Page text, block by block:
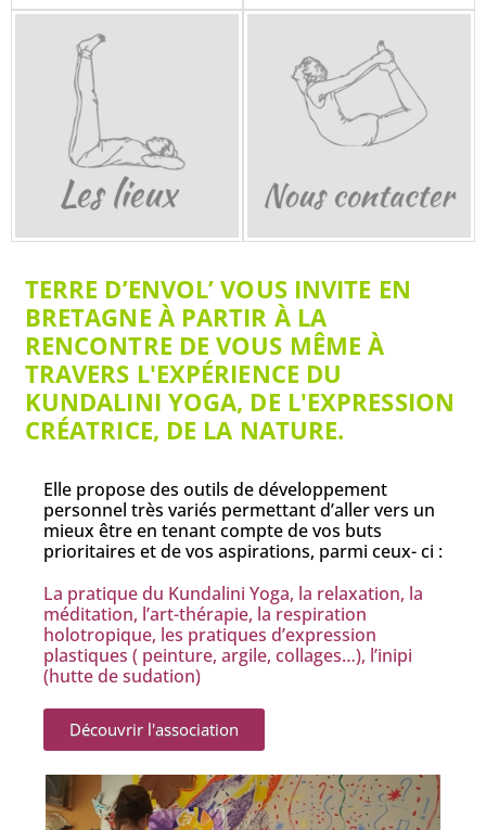
TERRE D’ENVOL’ VOUS INVITE EN
BRETAGNE À PARTIR À LA
RENCONTRE DE VOUS MÊME À
TRAVERS L'EXPÉRIENCE DU
KUNDALINI YOGA, DE L'EXPRESSION
CRÉATRICE, DE LA NATURE.
Elle propose des outils de développement
personnel très variés permettant d’aller vers un
mieux être en tenant compte de vos buts
prioritaires et de vos aspirations, parmi ceux- ci :
La pratique du Kundalini Yoga, la relaxation, la
méditation, l’art-thérapie, la respiration
holotropique, les pratiques d’expression
plastiques ( peinture, argile, collages…), l’inipi
(hutte de sudation)
Découvrir l'association